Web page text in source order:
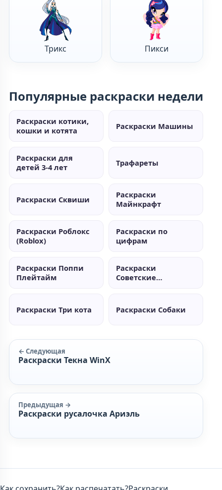
Трикс Пикси
Популярные раскраски недели
Раскраски котики,
кошки и котята
Раскраски Машины
Раскраски для
детей 3-4 лет
Трафареты
Раскраски Сквиши
Раскраски
Майнкрафт
Раскраски Роблокс
(Roblox)
Раскраски по
цифрам
Раскраски Поппи
Плейтайм
Раскраски
Советские
Раскраски Три кота Раскраски Собаки
← Следующая
Раскраски Текна WinX
Предыдущая →
Раскраски русалочка Ариэль